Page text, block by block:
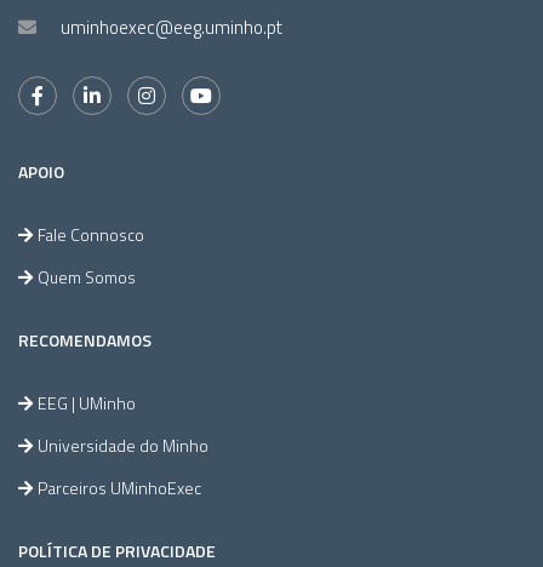
uminhoexec@eeg.uminho.pt
APOIO
Fale Connosco
Quem Somos
RECOMENDAMOS
EEG | UMinho
Universidade do Minho
Parceiros UMinhoExec
POLÍTICA DE PRIVACIDADE